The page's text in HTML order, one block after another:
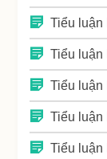
Tiểu luận
Tiểu luận
Tiểu luận
Tiểu luận
Tiểu luận